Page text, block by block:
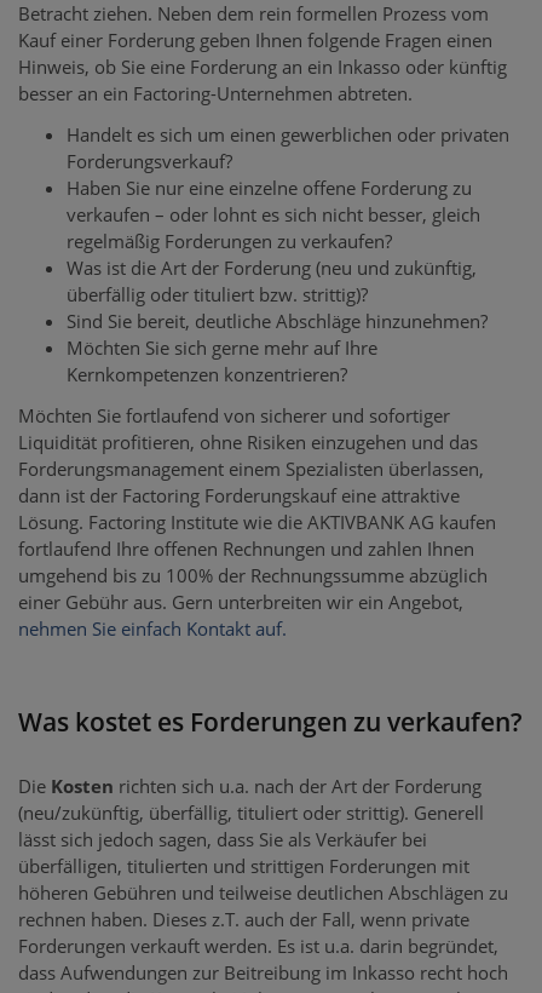
Betracht ziehen. Neben dem rein formellen Prozess vom
Kauf einer Forderung geben Ihnen folgende Fragen einen
Hinweis, ob Sie eine Forderung an ein Inkasso oder künftig
besser an ein Factoring-Unternehmen abtreten.
Handelt es sich um einen gewerblichen oder privaten
Forderungsverkauf?
Haben Sie nur eine einzelne offene Forderung zu
verkaufen – oder lohnt es sich nicht besser, gleich
regelmäßig Forderungen zu verkaufen?
Was ist die Art der Forderung (neu und zukünftig,
überfällig oder tituliert bzw. strittig)?
Sind Sie bereit, deutliche Abschläge hinzunehmen?
Möchten Sie sich gerne mehr auf Ihre
Kernkompetenzen konzentrieren?
Möchten Sie fortlaufend von sicherer und sofortiger
Liquidität profitieren, ohne Risiken einzugehen und das
Forderungsmanagement einem Spezialisten überlassen,
dann ist der Factoring Forderungskauf eine attraktive
Lösung. Factoring Institute wie die AKTIVBANK AG kaufen
fortlaufend Ihre offenen Rechnungen und zahlen Ihnen
umgehend bis zu 100% der Rechnungssumme abzüglich
einer Gebühr aus. Gern unterbreiten wir ein Angebot,
nehmen Sie einfach Kontakt auf.
Was kostet es Forderungen zu verkaufen?
Die Kosten richten sich u.a. nach der Art der Forderung
(neu/zukünftig, überfällig, tituliert oder strittig). Generell
lässt sich jedoch sagen, dass Sie als Verkäufer bei
überfälligen, titulierten und strittigen Forderungen mit
höheren Gebühren und teilweise deutlichen Abschlägen zu
rechnen haben. Dieses z.T. auch der Fall, wenn private
Forderungen verkauft werden. Es ist u.a. darin begründet,
dass Aufwendungen zur Beitreibung im Inkasso recht hoch